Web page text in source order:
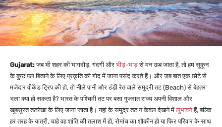
Gujarat: जब भी शहर की भागदौड़, गंदगी और भीड़-भाड़से मन ऊब जाता है, तो हम सुकून
के कुछ पल बिताने के लिए प्रकृति की गोद में जाना पसंद करते हैं। और जब बात एक छोटे से
मजेदार वीकेंड ट्रिप की हो, तो नीले पानी और ठंडी रेत वाले समुद्री तट (Beach) से बेहतर
भला क्या हो सकता है? भारत के पश्चिमी तट पर बसा गुजरात राज्य अपनी विशाल और
खूबसूरत तटरेखा के लिए जाना जाता है। यहां के समुद्र तट न केवल देखने मेंलुभावनेहैं, बल्कि
हर तरह के यात्री, चाहे वह शांति की तलाश में हो, रोमांच का शौकीन हो या फिर परिवार के साथ